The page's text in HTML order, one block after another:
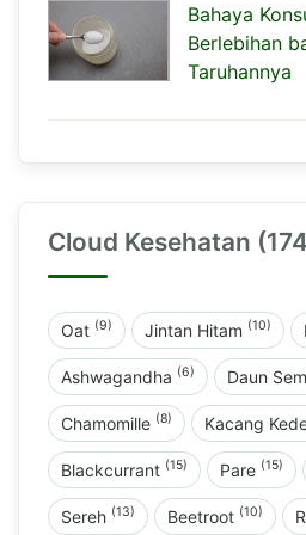
Bahaya
Berlebihan
Taruhannya
Cloud Kesehatan
Oat (9) Jintan Hitam (10)
Ashwagandha (6) Daun
Chamomille (8) Kacang
Blackcurrant (15) Pare (15)
Sereh (13) Beetroot (10)